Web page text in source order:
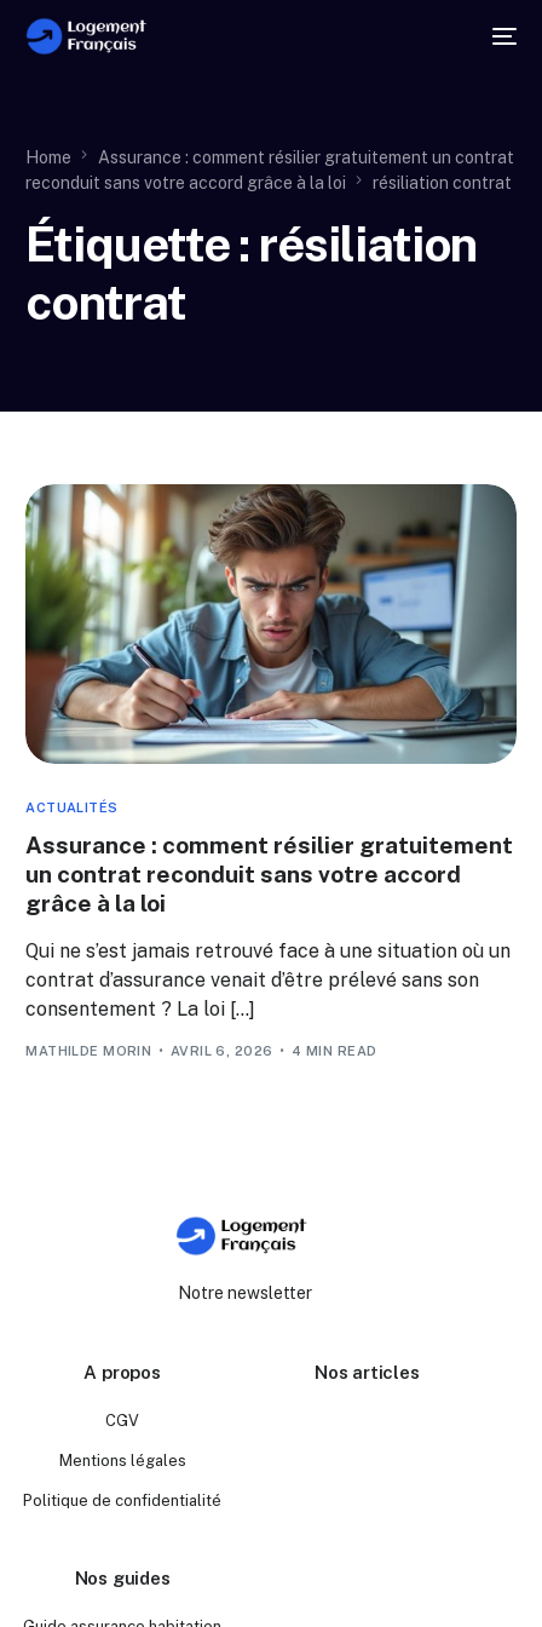
Home
Assurance : comment résilier gratuitement un contrat
reconduit sans votre accord grâce à la loi
résiliation contrat
Étiquette : résiliation
contrat
ACTUALITÉS
Assurance : comment résilier gratuitement
un contrat reconduit sans votre accord
grâce à la loi
Qui ne s’est jamais retrouvé face à une situation où un
contrat d’assurance venait d’être prélevé sans son
consentement ? La loi […]
MATHILDE MORIN AVRIL 6, 2026 4 MIN READ
Notre newsletter
A propos
CGV
Mentions légales
Politique de confidentialité
Nos articles
Nos guides